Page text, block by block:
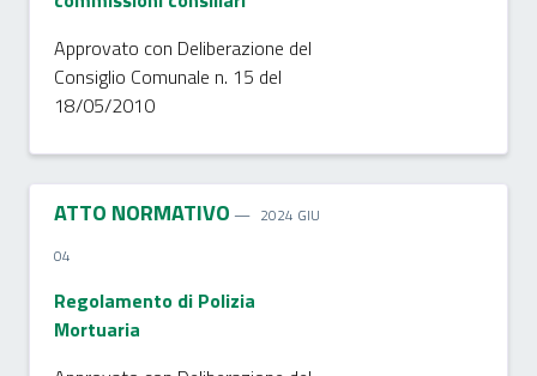
Approvato con Deliberazione del
Consiglio Comunale n. 15 del
18/05/2010
ATTO NORMATIVO
2024 GIU
04
Regolamento di Polizia
Mortuaria